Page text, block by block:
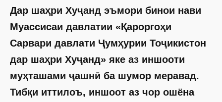
Дар шаҳри Хуҷанд эъмори бинои нави
Муассисаи давлатии «Қароргоҳи
Сарвари давлати Ҷумҳурии Тоҷикистон
дар шаҳри Хуҷанд» яке аз иншооти
муҳташами ҷашнӣ ба шумор меравад.
Тибқи иттилоъ, иншоот аз чор ошёна